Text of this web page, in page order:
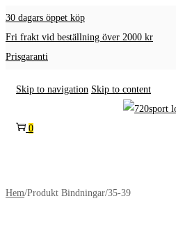
30 dagars öppet köp
Fri frakt vid beställning över 2000 kr
Prisgaranti
Skip to navigation Skip to content
0
Hem/Produkt Bindningar/35-39